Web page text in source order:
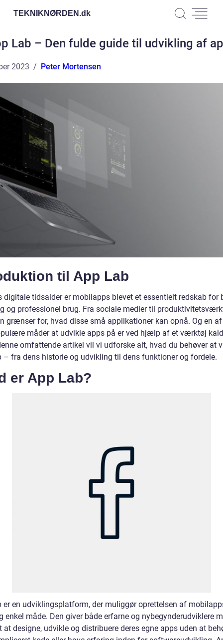
TEKNIKNØRDEN.dk
Lab – Den fulde guide til udvikling af
2023 Peter Mortensen
til App Lab
digitale tidsalder er mobilapps blevet et essentielt redskab for
og professionel brug. Fra sociale medier til
grænser for, hvad disse små applikationer kan opnå. Og en
måder at udvikle apps på er ved hjælp af et værktøj
omfattende artikel vil vi udforske alt, hvad du behøver at
– fra dens historie og udvikling til dens funktioner og fordele.
er App Lab?
er en udviklingsplatform, der muliggør oprettelsen af
enkel måde. Den giver både erfarne og nybegynderudviklere
at designe, udvikle og distribuere deres egne apps uden at